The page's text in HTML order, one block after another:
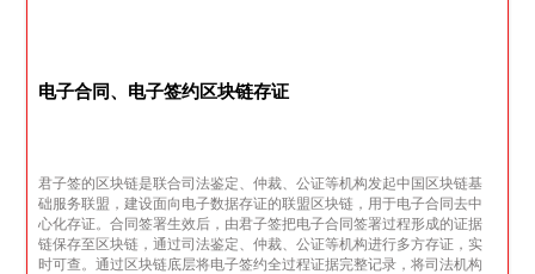
电子合同、电子签约区块链存证
君子签的区块链是联合司法鉴定、仲裁、公证等机构发起中国区块链基
础服务联盟，建设面向电子数据存证的联盟区块链，用于电子合同去中
心化存证。合同签署生效后，由君子签把电子合同签署过程形成的证据
链保存至区块链，通过司法鉴定、仲裁、公证等机构进行多方存证，实
时可查。通过区块链底层将电子签约全过程证据完整记录，将司法机构